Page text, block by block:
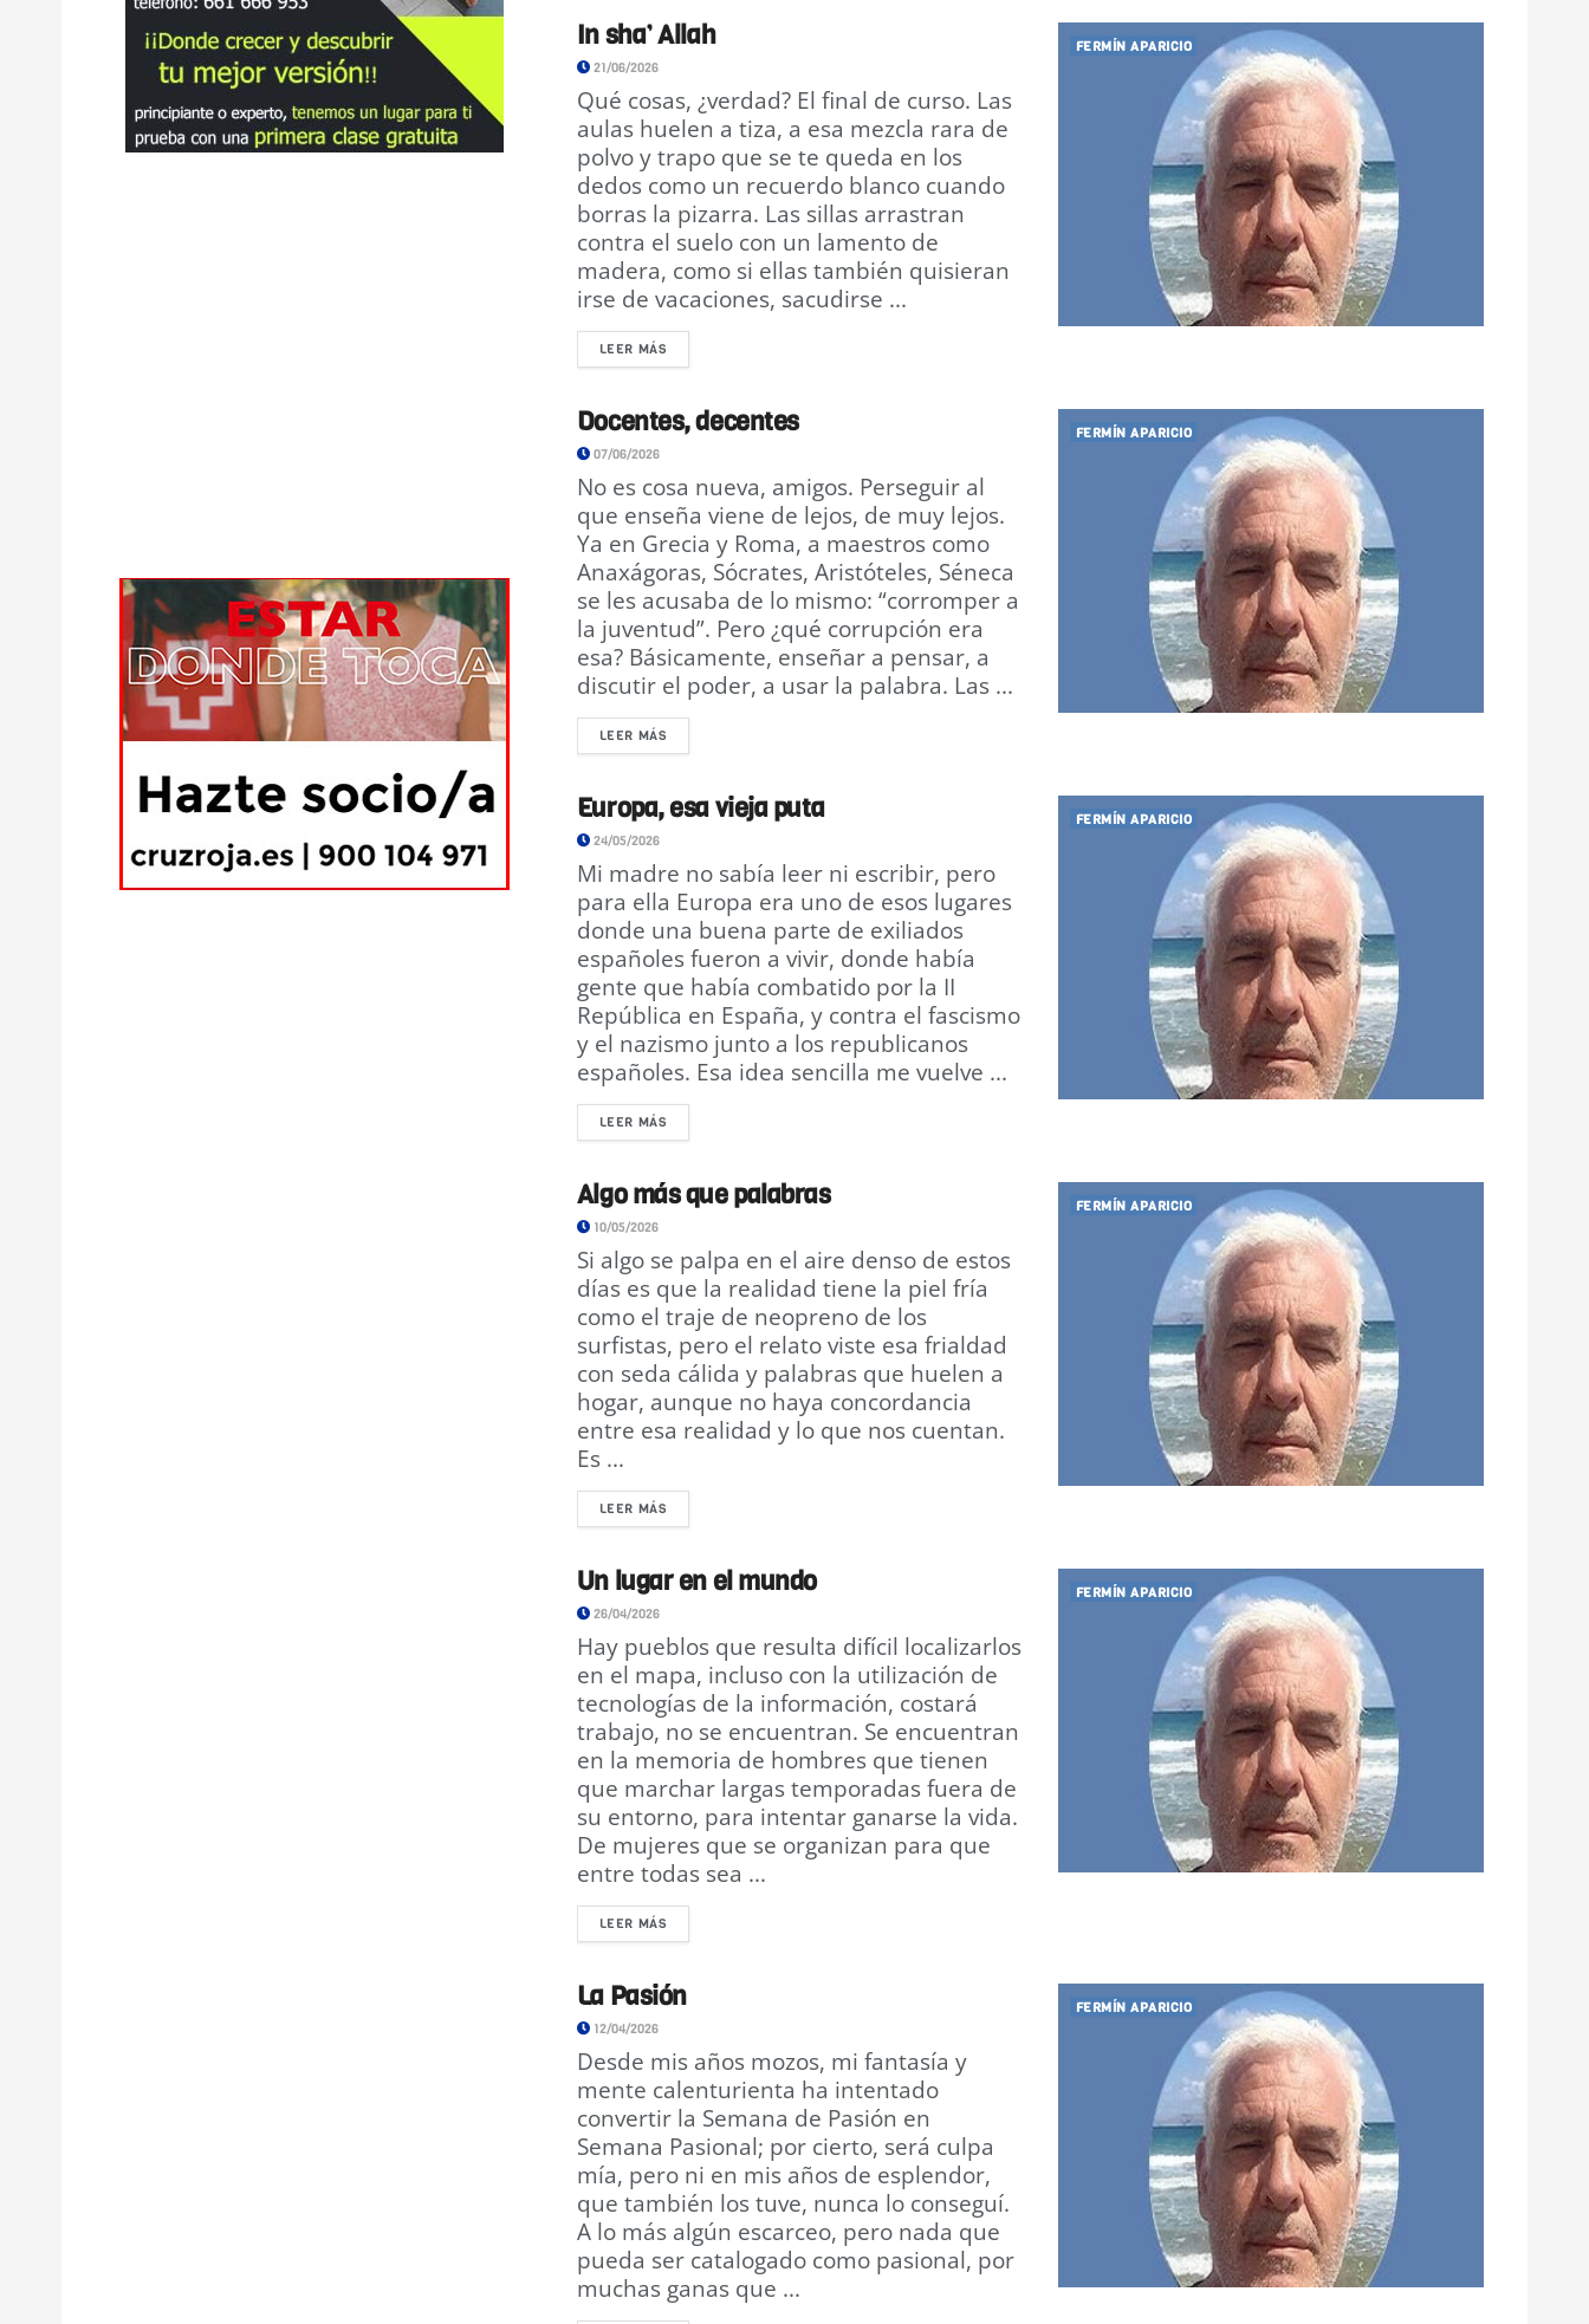
FERMÍN APARICIO
In sha’ Allah
21/06/2026
Qué cosas, ¿verdad? El final de curso. Las
aulas huelen a tiza, a esa mezcla rara de
polvo y trapo que se te queda en los
dedos como un recuerdo blanco cuando
borras la pizarra. Las sillas arrastran
contra el suelo con un lamento de
madera, como si ellas también quisieran
irse de vacaciones, sacudirse ...
LEER MÁS
FERMÍN APARICIO
Docentes, decentes
07/06/2026
No es cosa nueva, amigos. Perseguir al
que enseña viene de lejos, de muy lejos.
Ya en Grecia y Roma, a maestros como
Anaxágoras, Sócrates, Aristóteles, Séneca
se les acusaba de lo mismo: “corromper a
la juventud”. Pero ¿qué corrupción era
esa? Básicamente, enseñar a pensar, a
discutir el poder, a usar la palabra. Las ...
LEER MÁS
FERMÍN APARICIO
Europa, esa vieja puta
24/05/2026
Mi madre no sabía leer ni escribir, pero
para ella Europa era uno de esos lugares
donde una buena parte de exiliados
españoles fueron a vivir, donde había
gente que había combatido por la II
República en España, y contra el fascismo
y el nazismo junto a los republicanos
españoles. Esa idea sencilla me vuelve ...
LEER MÁS
FERMÍN APARICIO
Algo más que palabras
10/05/2026
Si algo se palpa en el aire denso de estos
días es que la realidad tiene la piel fría
como el traje de neopreno de los
surfistas, pero el relato viste esa frialdad
con seda cálida y palabras que huelen a
hogar, aunque no haya concordancia
entre esa realidad y lo que nos cuentan.
Es ...
LEER MÁS
FERMÍN APARICIO
Un lugar en el mundo
26/04/2026
Hay pueblos que resulta difícil localizarlos
en el mapa, incluso con la utilización de
tecnologías de la información, costará
trabajo, no se encuentran. Se encuentran
en la memoria de hombres que tienen
que marchar largas temporadas fuera de
su entorno, para intentar ganarse la vida.
De mujeres que se organizan para que
entre todas sea ...
LEER MÁS
FERMÍN APARICIO
La Pasión
12/04/2026
Desde mis años mozos, mi fantasía y
mente calenturienta ha intentado
convertir la Semana de Pasión en
Semana Pasional; por cierto, será culpa
mía, pero ni en mis años de esplendor,
que también los tuve, nunca lo conseguí.
A lo más algún escarceo, pero nada que
pueda ser catalogado como pasional, por
muchas ganas que ...